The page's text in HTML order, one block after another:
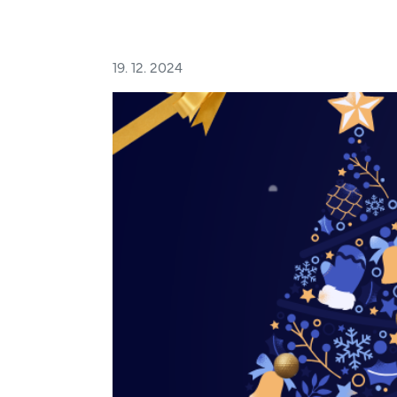
19. 12. 2024